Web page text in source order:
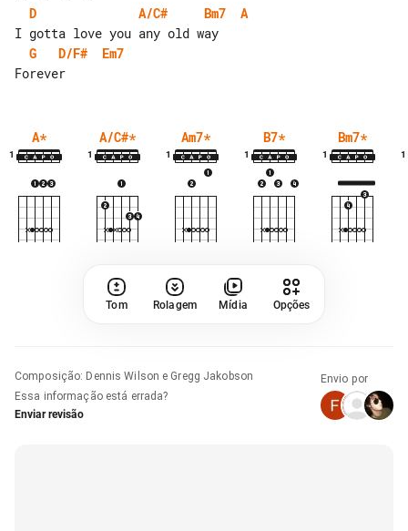
D
A/C# Bm7
A
G
D/F#
Em7
A*
1
A/C#*
1
Am7*
1
B7*
1
Bm7*
1 1
Tom Rolagem Mídia Opções
Composição: Dennis Wilson e Gregg Jakobson
Essa informação está errada?
Enviar revisão
Envio por